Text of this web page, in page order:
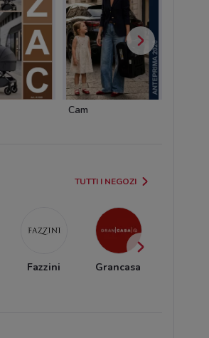
Cam
TUTTI I NEGOZI
Fazzini Grancasa